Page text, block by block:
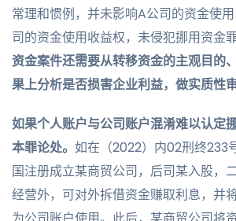
常理和惯例，并未影响A公司的资金使
司的资金使用收益权，未侵犯挪用资金
资金案件还需要从转移资金的主观目的
果上分析是否损害企业利益，做实质性审
如果个人账户与公司账户混淆难以认定
本罪论处。 如在（2022）内02刑终233
国注册成立某商贸公司，后司某入股，
经营外，可对外拆借资金赚取利息，并